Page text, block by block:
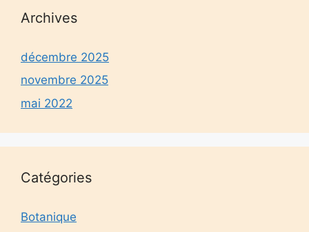
Archives
décembre 2025
novembre 2025
mai 2022
Catégories
Botanique